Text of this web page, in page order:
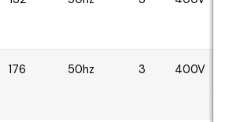
176 50hz 3 400V